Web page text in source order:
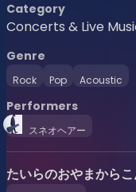
Category
Concerts & Live
Genre
Rock Pop Acoustic
Performers
スネオヘアー
たいらのおやまから